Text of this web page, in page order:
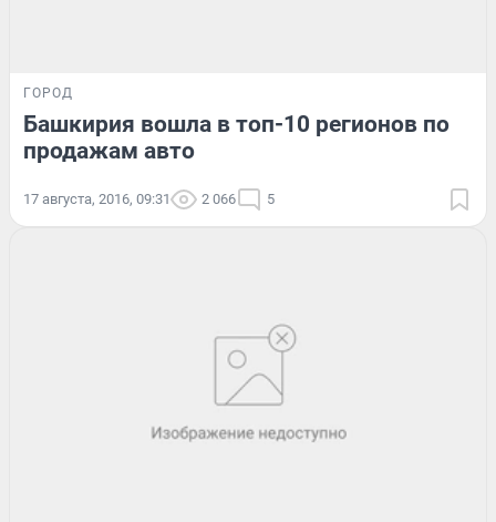
ГОРОД
Башкирия вошла в топ-10 регионов по
продажам авто
17 августа, 2016, 09:31 2 066 5